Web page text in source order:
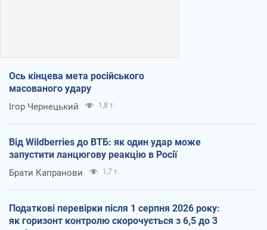
Ось кінцева мета російського
масованого удару
Ігор Чернецький 1,8 т.
Від Wildberries до ВТБ: як один удар може
запустити ланцюгову реакцію в Росії
Брати Капранови 1,7 т.
Податкові перевірки після 1 серпня 2026 року:
як горизонт контролю скорочується з 6,5 до 3